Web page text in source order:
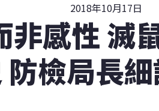
2018年10月17日
非感性 滅
防檢局長